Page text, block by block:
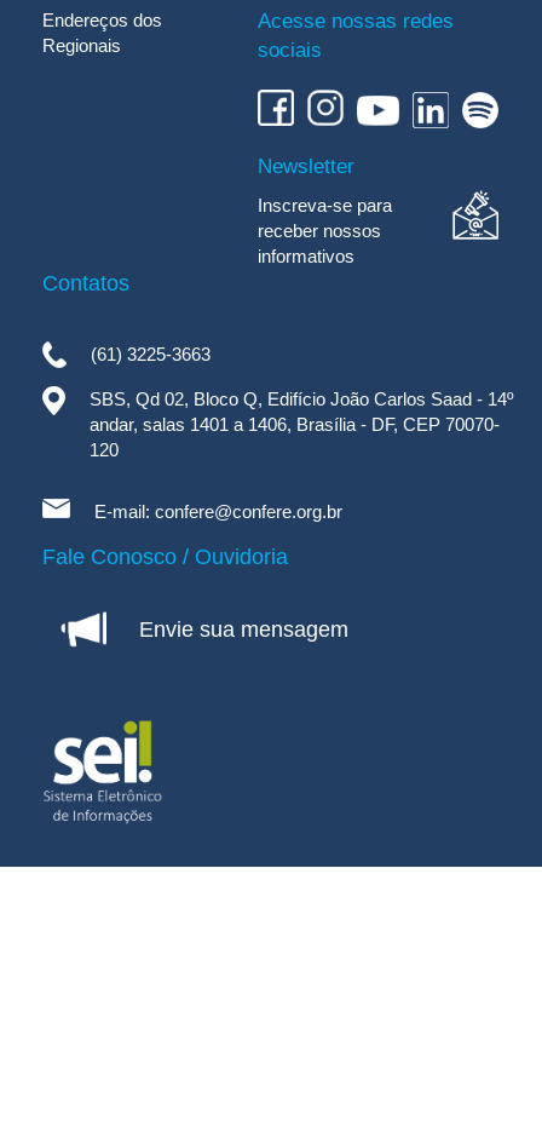
Endereços dos
Regionais
Acesse nossas redes
sociais
Newsletter
Inscreva-se para
receber nossos
informativos
Contatos
(61) 3225-3663
SBS, Qd 02, Bloco Q, Edifício João Carlos Saad - 14º
andar, salas 1401 a 1406, Brasília - DF, CEP 70070-
120
E-mail: confere@confere.org.br
Fale Conosco / Ouvidoria
Envie sua mensagem